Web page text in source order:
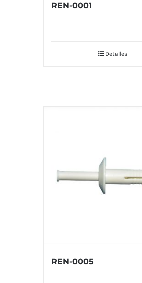
REN-0001
Detalles
REN-0005